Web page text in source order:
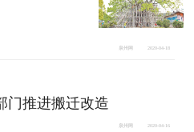
泉州网 2020-04-18
门推进搬迁改造
泉州网 2020-04-16